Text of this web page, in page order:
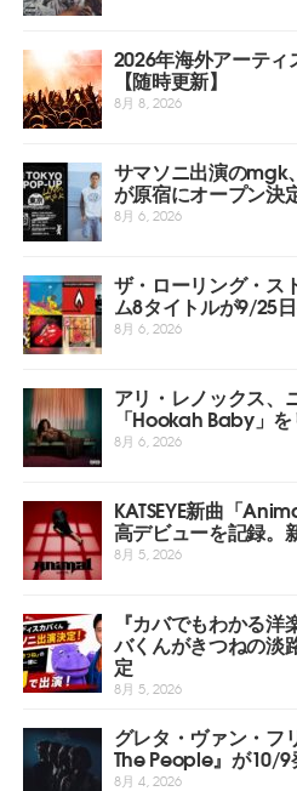
2026年海外アーテ
【随時更新】
8月 8, 2026
サマソニ出演のmgk
が原宿にオープン決
8月 6, 2026
ザ・ローリング・ス
ム8タイトルが9/25
8月 6, 2026
アリ・レノックス、
「Hookah Baby」
8月 6, 2026
KATSEYE新曲「
高デビューを記録。
8月 5, 2026
『カバでもわかる
バくんがきつねの淡
定
8月 5, 2026
グレタ・ヴァン・フ
The People』が10/9
8月 4, 2026